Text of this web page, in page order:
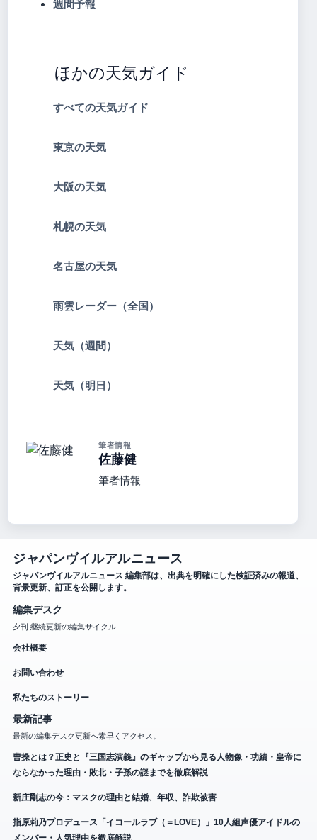
週間予報
ほかの天気ガイド
すべての天気ガイド
東京の天気
大阪の天気
札幌の天気
名古屋の天気
雨雲レーダー（全国）
天気（週間）
天気（明日）
筆者情報
佐藤健
筆者情報
ジャパンヴイルアルニュース
ジャパンヴイルアルニュース 編集部は、出典を明確にした検証済みの報道、
背景更新、訂正を公開します。
編集デスク
夕刊 継続更新の編集サイクル
会社概要
お問い合わせ
私たちのストーリー
最新記事
最新の編集デスク更新へ素早くアクセス。
曹操とは？正史と『三国志演義』のギャップから見る人物像・功績・皇帝に
ならなかった理由・敗北・子孫の謎までを徹底解説
新庄剛志の今：マスクの理由と結婚、年収、詐欺被害
指原莉乃プロデュース「イコールラブ（＝LOVE）」10人組声優アイドルの
メンバー・人気理由を徹底解説